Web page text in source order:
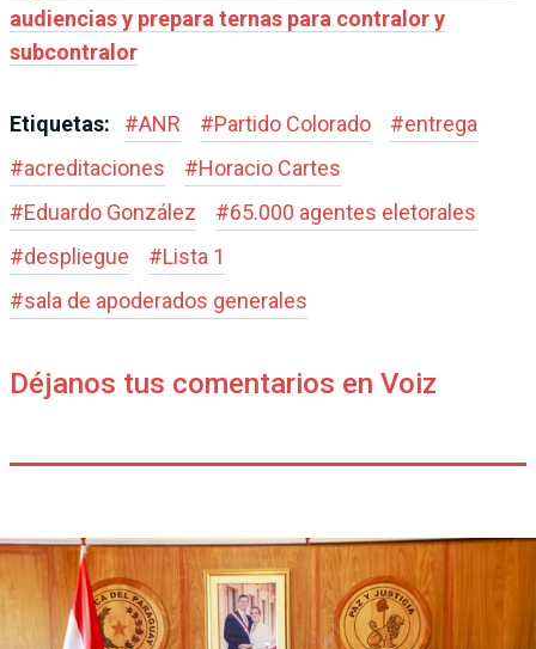
audiencias y prepara ternas para contralor y
subcontralor
Etiquetas: #ANR #Partido Colorado #entrega
#acreditaciones #Horacio Cartes
#Eduardo González #65.000 agentes eletorales
#despliegue #Lista 1
#sala de apoderados generales
Déjanos tus comentarios en Voiz